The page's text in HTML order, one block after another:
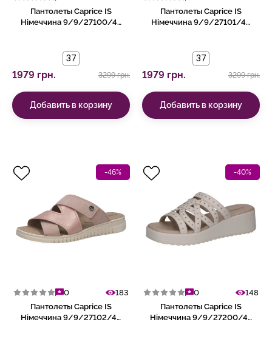
Пантолеты Caprice IS
Німеччина 9/9/27100/42
37
1979 грн. 3299 грн.
Добавить в корзину
Пантолеты Caprice IS
Німеччина 9/9/27101/46
37
1979 грн. 3299 грн.
Добавить в корзину
-46%
0
183
Пантолеты Caprice IS
Німеччина 9/9/27102/46
-40%
0
148
Пантолеты Caprice IS
Німеччина 9/9/27200/46